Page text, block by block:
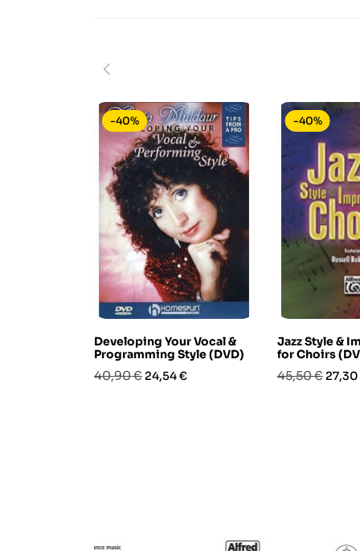
Developing Your Vocal &
Programming Style (DVD)
Prezzo
40,90 € Prezzo
24,54 €
-40%
Jazz Style &
for Choirs
Prezzo
45,50 €
-40%